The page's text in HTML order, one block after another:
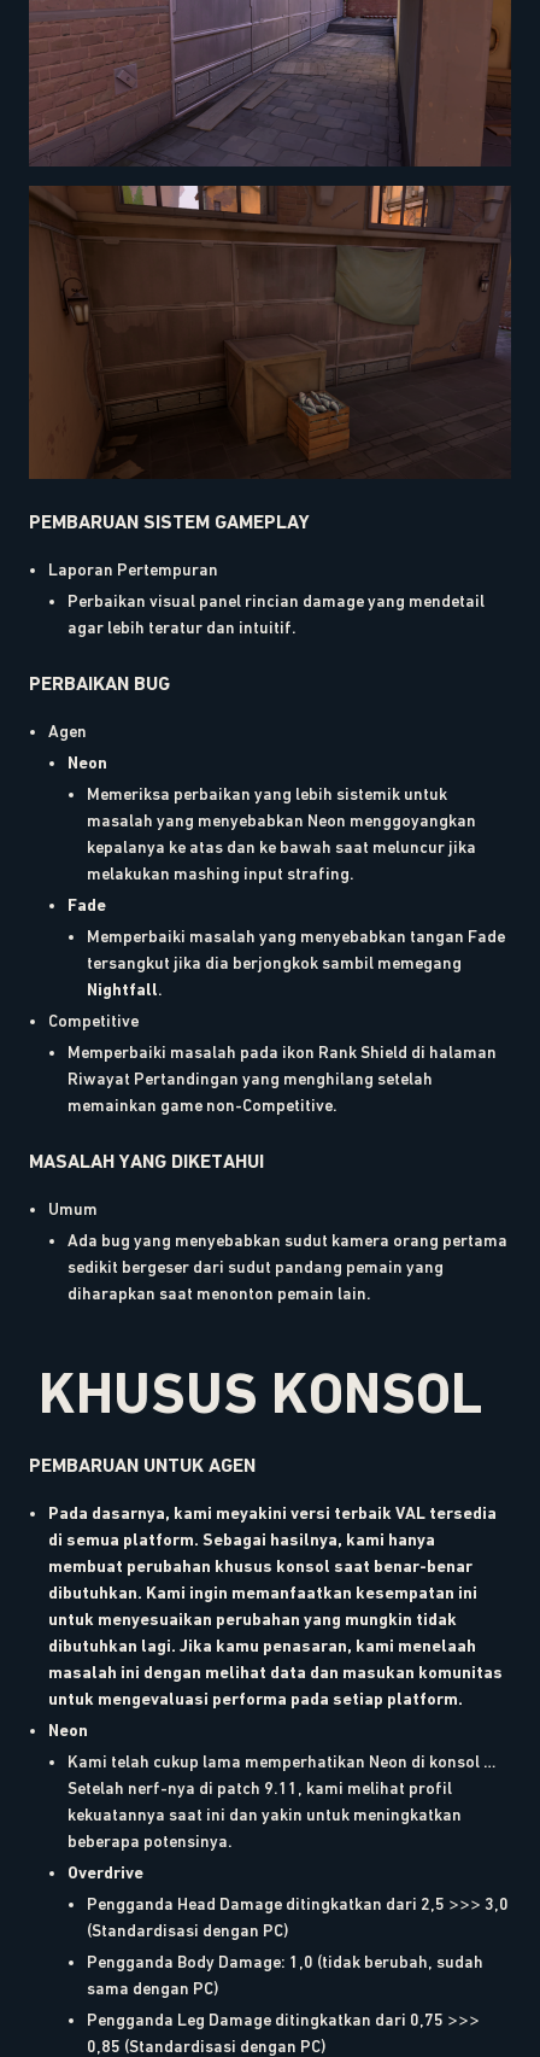
PEMBARUAN SISTEM GAMEPLAY
Laporan Pertempuran
Perbaikan visual panel rincian damage yang mendetail
agar lebih teratur dan intuitif.
PERBAIKAN BUG
Agen
Neon
Memeriksa perbaikan yang lebih sistemik untuk
masalah yang menyebabkan Neon menggoyangkan
kepalanya ke atas dan ke bawah saat meluncur jika
melakukan mashing input strafing.
Fade
Memperbaiki masalah yang menyebabkan tangan Fade
tersangkut jika dia berjongkok sambil memegang
Nightfall.
Competitive
Memperbaiki masalah pada ikon Rank Shield di halaman
Riwayat Pertandingan yang menghilang setelah
memainkan game non-Competitive.
MASALAH YANG DIKETAHUI
Umum
Ada bug yang menyebabkan sudut kamera orang pertama
sedikit bergeser dari sudut pandang pemain yang
diharapkan saat menonton pemain lain.
KHUSUS KONSOL
PEMBARUAN UNTUK AGEN
Pada dasarnya, kami meyakini versi terbaik VAL tersedia
di semua platform. Sebagai hasilnya, kami hanya
membuat perubahan khusus konsol saat benar-benar
dibutuhkan. Kami ingin memanfaatkan kesempatan ini
untuk menyesuaikan perubahan yang mungkin tidak
dibutuhkan lagi. Jika kamu penasaran, kami menelaah
masalah ini dengan melihat data dan masukan komunitas
untuk mengevaluasi performa pada setiap platform.
Neon
Kami telah cukup lama memperhatikan Neon di konsol …
Setelah nerf-nya di patch 9.11, kami melihat profil
kekuatannya saat ini dan yakin untuk meningkatkan
beberapa potensinya.
Overdrive
Pengganda Head Damage ditingkatkan dari 2,5 >>> 3,0
(Standardisasi dengan PC)
Pengganda Body Damage: 1,0 (tidak berubah, sudah
sama dengan PC)
Pengganda Leg Damage ditingkatkan dari 0,75 >>>
0,85 (Standardisasi dengan PC)